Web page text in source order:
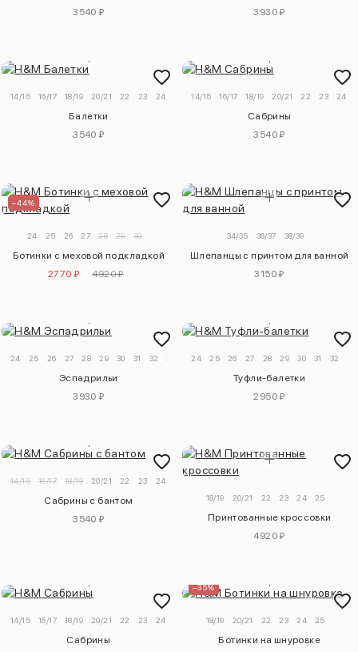
3540 ₽
3930 ₽
14/15 16/17 18/19 20/21 22 23 24
Балетки
3540 ₽
14/15 16/17 18/19 20/21 22 23 24
Сабрины
3540 ₽
–44%
24 25 26 27 28 29 30
Ботинки с меховой подкладкой
2770 ₽
4920 ₽
34/35 36/37 38/39
Шлепанцы с принтом для ванной
3150 ₽
24 25 26 27 28 29 30 31 32 33 34
Эспадрильи
3930 ₽
24 25 26 27 28 29 30 31 32
Туфли-балетки
2950 ₽
14/15 16/17 18/19 20/21 22 23 24
Сабрины с бантом
3540 ₽
18/19 20/21 22 23 24 25
Принтованные кроссовки
4920 ₽
14/15 16/17 18/19 20/21 22 23 24
Сабрины
–35%
18/19 20/21 22 23 24 25
Ботинки на шнуровке